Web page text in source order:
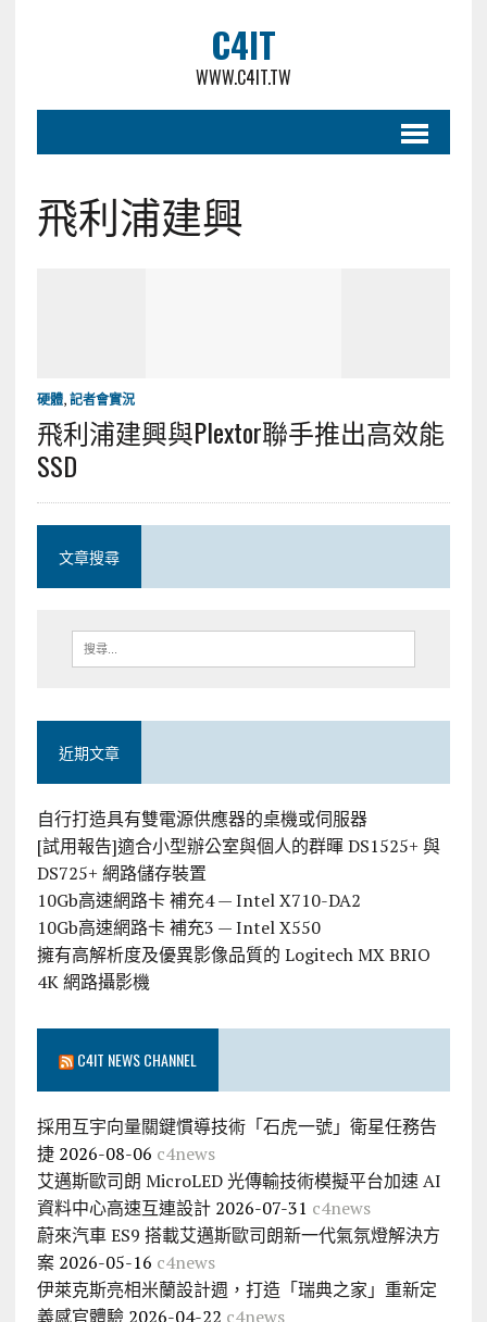
C4IT
WWW.C4IT.TW
飛利浦建興
硬體, 記者會實況
飛利浦建興與Plextor聯手推出高效能
SSD
文章搜尋
近期文章
自行打造具有雙電源供應器的桌機或伺服器
[試用報告]適合小型辦公室與個人的群暉 DS1525+ 與
DS725+ 網路儲存裝置
10Gb高速網路卡 補充4 — Intel X710-DA2
10Gb高速網路卡 補充3 — Intel X550
擁有高解析度及優異影像品質的 Logitech MX BRIO
4K 網路攝影機
C4IT NEWS CHANNEL
採用互宇向量關鍵慣導技術「石虎一號」衛星任務告
捷 2026-08-06 c4news
艾邁斯歐司朗 MicroLED 光傳輸技術模擬平台加速 AI
資料中心高速互連設計 2026-07-31 c4news
蔚來汽車 ES9 搭載艾邁斯歐司朗新一代氣氛燈解決方
案 2026-05-16 c4news
伊萊克斯亮相米蘭設計週，打造「瑞典之家」重新定
義感官體驗 2026-04-22 c4news